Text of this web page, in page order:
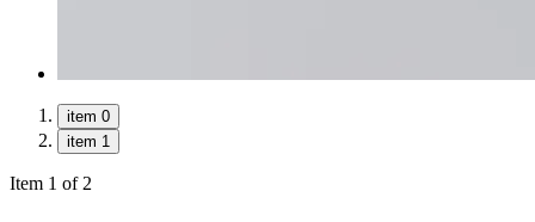
item 0
item 1
Item 1 of 2